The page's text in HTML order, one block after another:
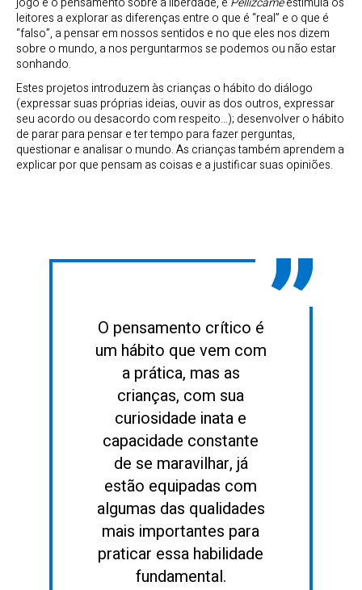
leitores a explorar as diferenças entre o que é “real” e o que é
“falso”, a pensar em nossos sentidos e no que eles nos dizem
sobre o mundo, a nos perguntarmos se podemos ou não estar
sonhando.
Estes projetos introduzem às crianças o hábito do diálogo
(expressar suas próprias ideias, ouvir as dos outros, expressar
seu acordo ou desacordo com respeito…); desenvolver o hábito
de parar para pensar e ter tempo para fazer perguntas,
questionar e analisar o mundo. As crianças também aprendem a
explicar por que pensam as coisas e a justificar suas opiniões.
O pensamento crítico é
um hábito que vem com
a prática, mas as
crianças, com sua
curiosidade inata e
capacidade constante
de se maravilhar, já
estão equipadas com
algumas das qualidades
mais importantes para
praticar essa habilidade
fundamental.